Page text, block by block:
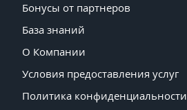
Бонусы от партнеров
База знаний
О Компании
Условия предоставления услуг
Политика конфиденциальности